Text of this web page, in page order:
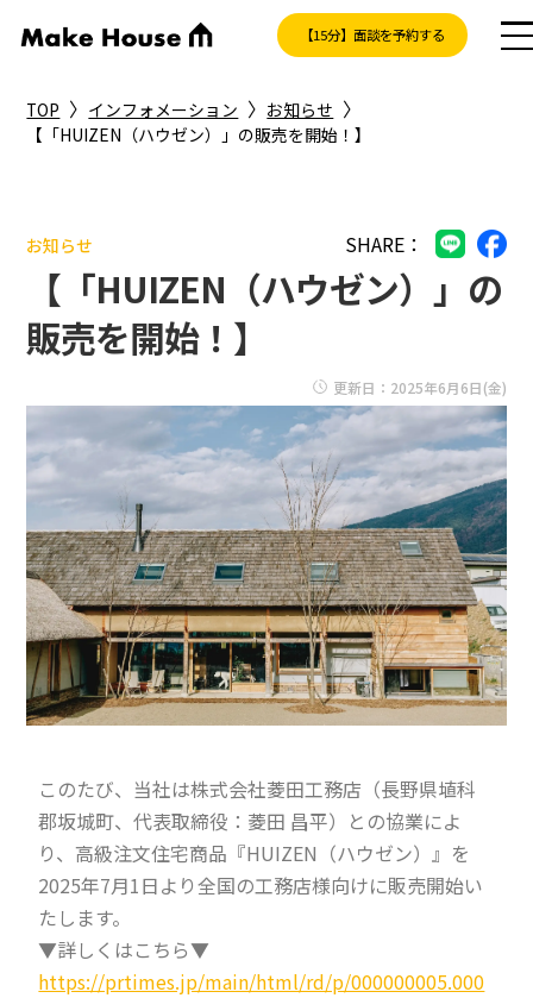
【15分】面談を予約する
TOP 〉 インフォメーション 〉 お知らせ 〉
【「HUIZEN（ハウゼン）」の販売を開始！】
お知らせ SHARE：
【「HUIZEN（ハウゼン）」の
販売を開始！】
更新日：2025年6月6日(金)
このたび、当社は株式会社菱田工務店（長野県埴科
郡坂城町、代表取締役：菱田 昌平）との協業によ
り、高級注文住宅商品『HUIZEN（ハウゼン）』を
2025年7月1日より全国の工務店様向けに販売開始い
たします。
▼詳しくはこちら▼
https://prtimes.jp/main/html/rd/p/000000005.000